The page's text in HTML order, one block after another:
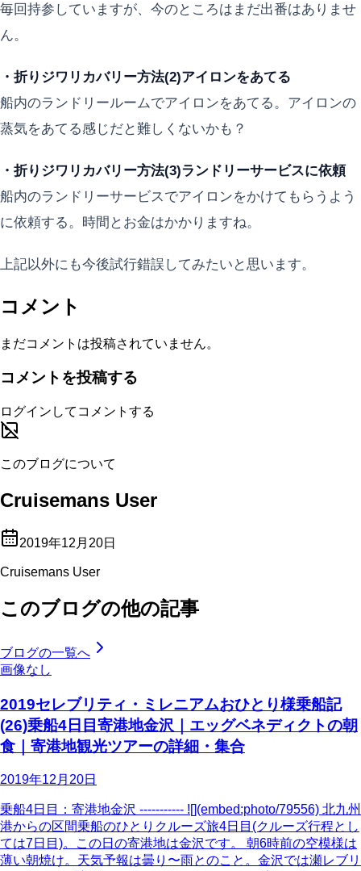
毎回持参していますが、今のところはまだ出番はありませ
ん。
・折りジワリカバリー方法(2)アイロンをあてる
船内のランドリールームでアイロンをあてる。アイロンの
蒸気をあてる感じだと難しくないかも？
・折りジワリカバリー方法(3)ランドリーサービスに依頼
船内のランドリーサービスでアイロンをかけてもらうよう
に依頼する。時間とお金はかかりますね。
上記以外にも今後試行錯誤してみたいと思います。
コメント
まだコメントは投稿されていません。
コメントを投稿する
ログインしてコメントする
このブログについて
Cruisemans User
2019年12月20日
Cruisemans User
このブログの他の記事
ブログの一覧へ
画像なし
2019セレブリティ・ミレニアムおひとり様乗船記
(26)乗船4日目寄港地金沢｜エッグベネディクトの朝
食｜寄港地観光ツアーの詳細・集合
2019年12月20日
乗船4日目：寄港地金沢 ----------- ![](embed:photo/79556) 北九州
港からの区間乗船のひとりクルーズ旅4日目(クルーズ行程とし
ては7日目)。この日の寄港地は金沢です。 朝6時前の空模様は
薄い朝焼け。天気予報は曇り〜雨とのこと。金沢では瀬レブリ